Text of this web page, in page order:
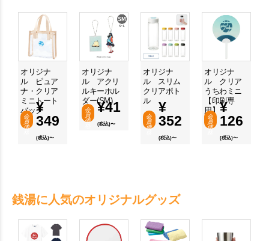
オリジナ
ル ピュア
ナ・クリア
ミニトート
バッグ
会
員
価
¥
349
(税込)〜
オリジナ
ル アクリ
ルキーホル
ダー(SM)
会
員
価
¥41
(税込)〜
オリジナ
ル スリム
クリアボト
ル
会
員
価
¥
352
(税込)〜
オリジナ
ル クリア
うちわミニ
【印刷専
用】
会
員
価
¥
126
(税込)〜
銭湯に人気のオリジナルグッズ